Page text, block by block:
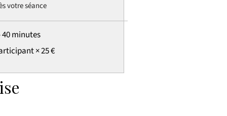
votre séance
40 minutes
× 25 €